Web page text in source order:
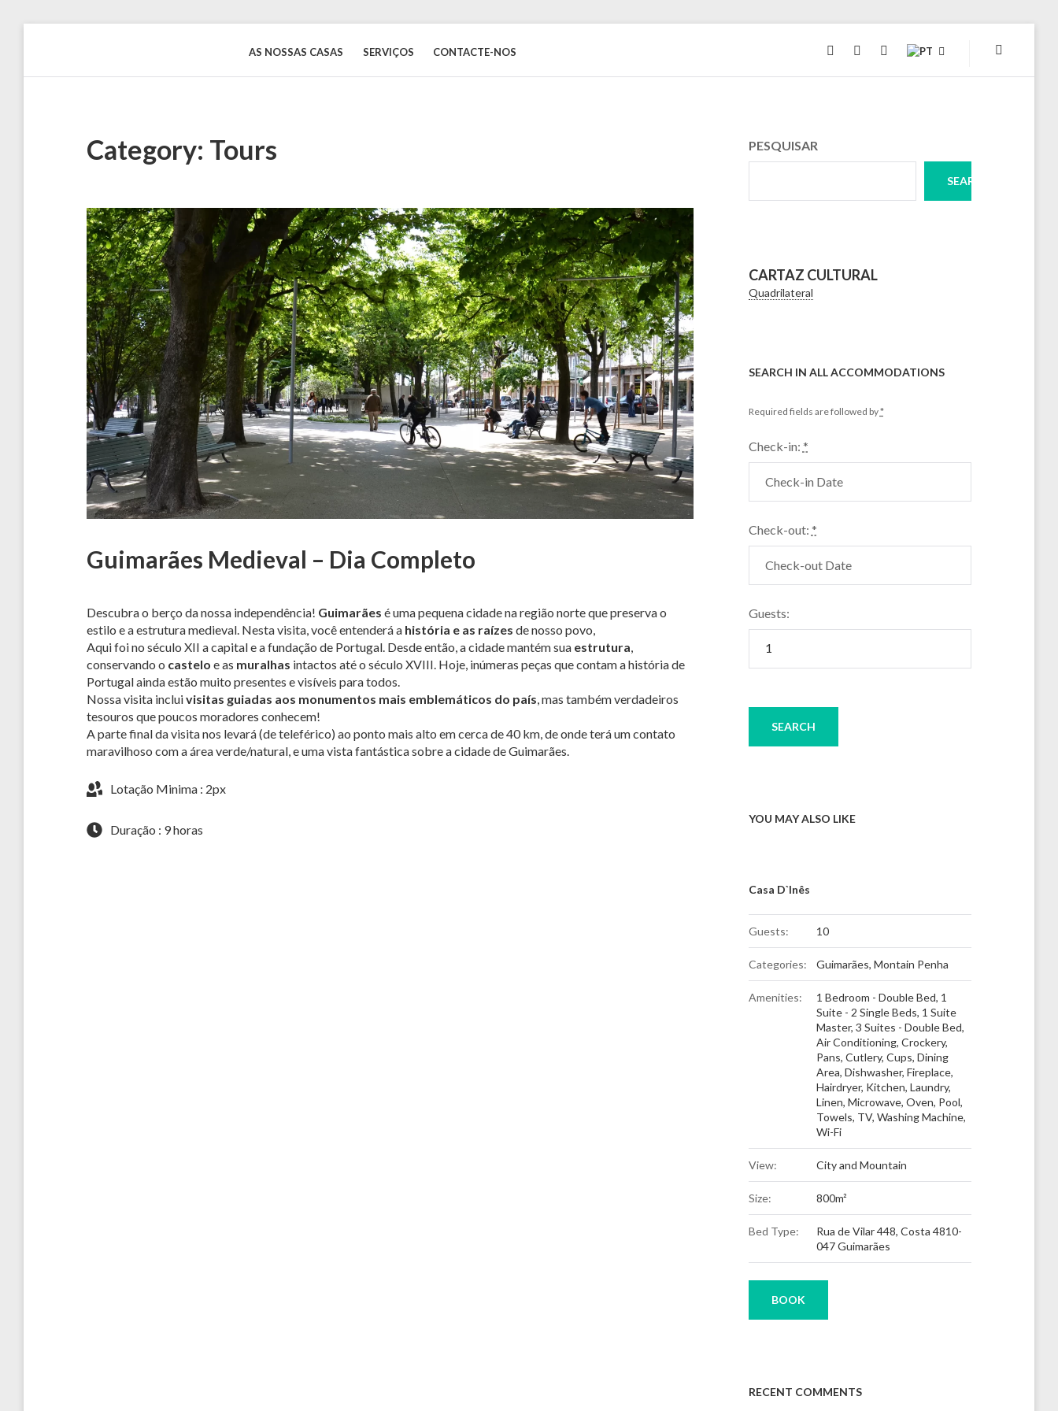
RentinguimarãesAS NOSSAS CASAS SERVIÇOS CONTACTE-NOS INSTAGRAMFACEBOOK
TWITTER
Category: Tours
Guimarães Medieval – Dia Completo
Descubra o berço da nossa independência! Guimarães é uma pequena cidade na região norte que preserva o
estilo e a estrutura medieval. Nesta visita, você entenderá a história e as raízes de nosso povo,
Aqui foi no século XII a capital e a fundação de Portugal. Desde então, a cidade mantém sua estrutura,
conservando o castelo e as muralhas intactos até o século XVIII. Hoje, inúmeras peças que contam a história de
Portugal ainda estão muito presentes e visíveis para todos.
Nossa visita incluivisitas guiadas aos monumentos mais emblemáticos do país, mas também verdadeiros
tesouros que poucos moradores conhecem!
A parte final da visita nos levará (de teleférico) ao ponto mais alto em cerca de 40 km, de onde terá um contato
maravilhoso com a área verde/natural, e uma vista fantástica sobre a cidade de Guimarães.
Lotação Minima : 2px
Duração : 9 horas
PESQUISAR
SEARCH
CARTAZ CULTURAL
Quadrilateral
SEARCH IN ALL ACCOMMODATIONS
Required fields are followed by*
Check-in: *
Check-out: *
Guests:
YOU MAY ALSO LIKE
Casa D`Inês
Guests: 10
Categories: Guimarães, Montain Penha
Amenities: 1 Bedroom - Double Bed, 1
Suite - 2 Single Beds, 1 Suite
Master, 3 Suites - Double Bed,
Air Conditioning, Crockery,
Pans, Cutlery, Cups, Dining
Area, Dishwasher, Fireplace,
Hairdryer, Kitchen, Laundry,
Linen, Microwave, Oven, Pool,
Towels, TV, Washing Machine,
Wi-Fi
View: City and Mountain
Size: 800m²
Bed Type:
Rua de Vilar 448, Costa 4810-
047 Guimarães
BOOK
RECENT COMMENTS